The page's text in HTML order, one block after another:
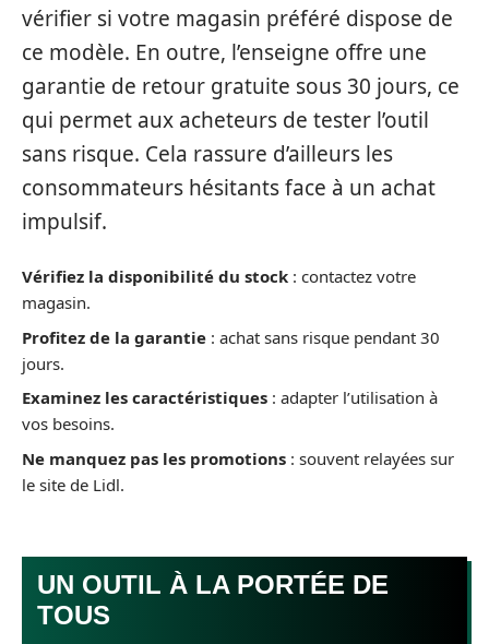
vérifier si votre magasin préféré dispose de
ce modèle. En outre, l’enseigne offre une
garantie de retour gratuite sous 30 jours, ce
qui permet aux acheteurs de tester l’outil
sans risque. Cela rassure d’ailleurs les
consommateurs hésitants face à un achat
impulsif.
Vérifiez la disponibilité du stock : contactez votre
magasin.
Profitez de la garantie : achat sans risque pendant 30
jours.
Examinez les caractéristiques : adapter l’utilisation à
vos besoins.
Ne manquez pas les promotions : souvent relayées sur
le site de Lidl.
UN OUTIL À LA PORTÉE DE
TOUS